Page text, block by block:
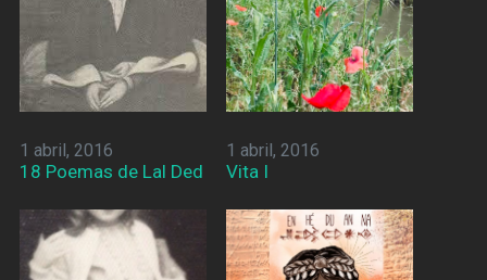
1 abril, 2016
18 Poemas de Lal Ded
1 abril, 2016
Vita I